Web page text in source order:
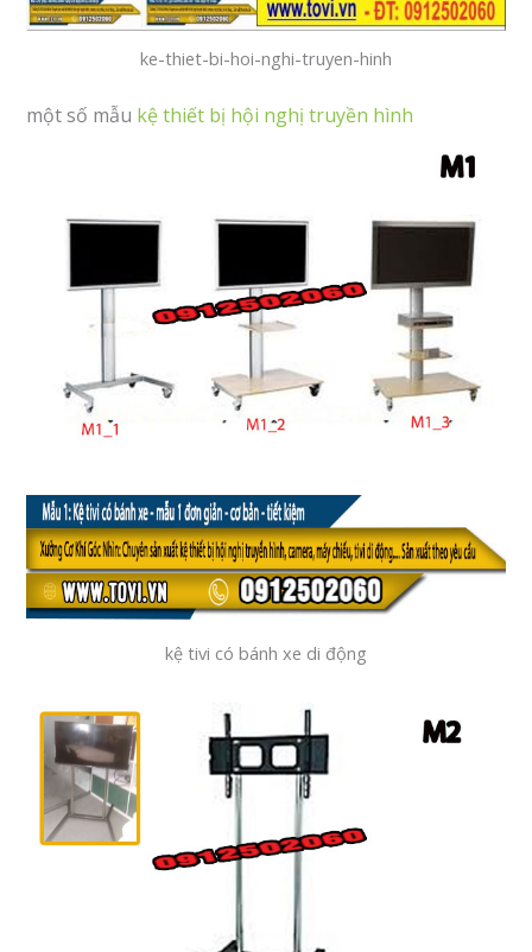
ke-thiet-bi-hoi-nghi-truyen-hinh
một số mẫu kệ thiết bị hội nghị truyền hình
kệ tivi có bánh xe di động